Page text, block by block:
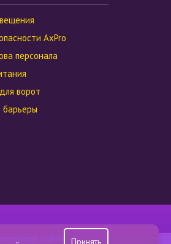
AxPro
персонала
ворот
Принять
сайта